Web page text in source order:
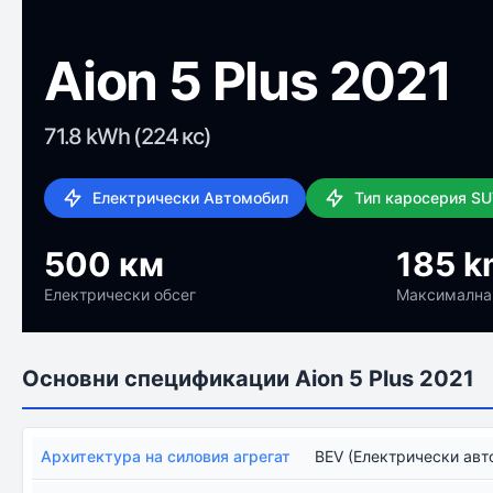
Aion 5 Plus 2021
71.8 kWh (224 кс)
Електрически Автомобил Тип каросерия
500 км
Електрически обсег
185
Основни спецификации Aion 5 Plus 2021
Архитектура на силовия агрегат BEV (Електрически